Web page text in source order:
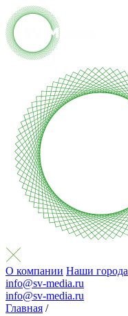
О компании Наши города
info@sv-media.ru
info@sv-media.ru
Главная /